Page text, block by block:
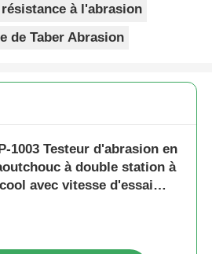
à l'abrasion
de Taber Abrasion
1003 Testeur d'abrasion en
à double station à
avec vitesse d'essai